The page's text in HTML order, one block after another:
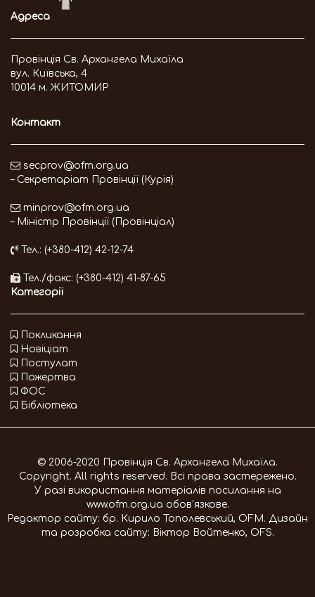
Адреса
Провінція Св. Архангела Михаїла
вул. Київська, 4
10014 м. ЖИТОМИР
Контакт
secprov@ofm.org.ua
– Секретаріат Провінції (Курія)
minprov@ofm.org.ua
– Міністр Провінції (Провінціал)
Тел.: (+380-412) 42-12-74
Тел./факс: (+380-412) 41-87-65
Категорії
Покликання
Новіціат
Постулат
Пожертва
ФОС
Бібліотека
© 2006-2020 Провінція Св. Архангела Михаїла.
Copyright. All rights reserved. Всі права застережено.
У разі використання матеріалів посилання на
www.ofm.org.ua обов'язкове.
Редактор сайту: бр. Кирило Тополевський, OFM. Дизайн
та розробка сайту: Віктор Войтенко, OFS.